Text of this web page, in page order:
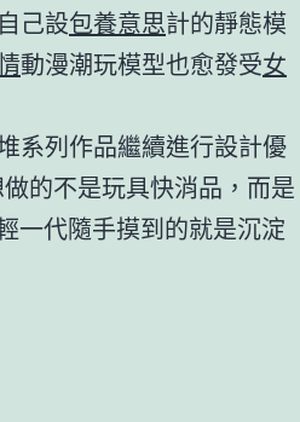
己設包養意思計的靜態模
動漫潮玩模型也愈發受女
系列作品繼續進行設計優
的不是玩具快消品，而是
一代隨手摸到的就是沉淀